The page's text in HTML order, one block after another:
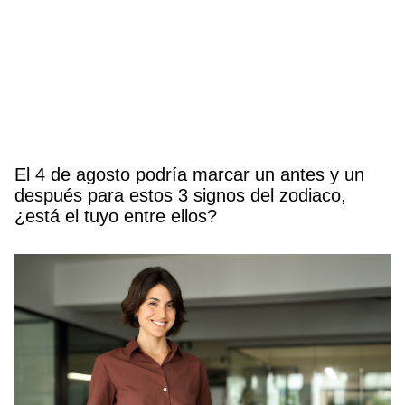
El 4 de agosto podría marcar un antes y un
después para estos 3 signos del zodiaco,
¿está el tuyo entre ellos?